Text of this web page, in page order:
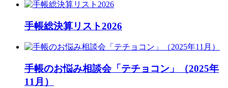
手帳総決算リスト2026
手帳のお悩み相談会「テチョコン」（2025年
11月）